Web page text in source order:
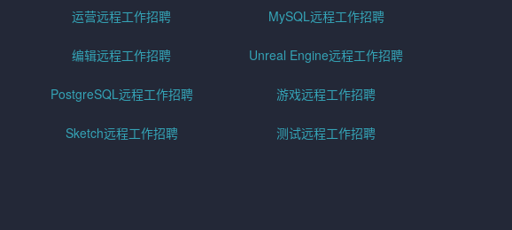
运营远程工作招聘 MySQL远程工作招聘
编辑远程工作招聘 Unreal Engine远程工作招聘
PostgreSQL远程工作招聘 游戏远程工作招聘
Sketch远程工作招聘 测试远程工作招聘